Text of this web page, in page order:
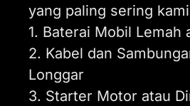
yang paling sering
1. Baterai Mobil Lemah
2. Kabel dan
Longgar
3. Starter Motor atau